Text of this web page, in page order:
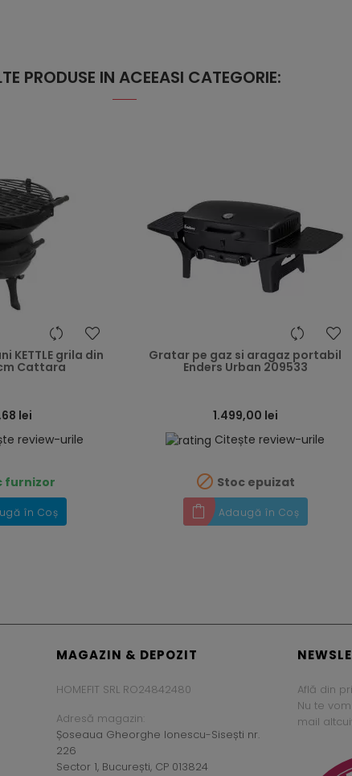
PRODUSE IN ACEEASI CATEGORIE:
heart
KETTLE grila din
Cattara
lei
review-urile
furnizor
în Coș
Gratar pe gaz si aragaz portabil
Enders Urban 209533
1.499,00 lei
Citește review-urile
 Stoc epuizat
Adaugă în Coș
MAGAZIN & DEPOZIT
HOMEFIT SRL RO24842480
Adresă magazin:
Șoseaua Gheorghe Ionescu-Sisești nr.
226
Sector 1, București, CP 013824
Află din
Nu te
mail